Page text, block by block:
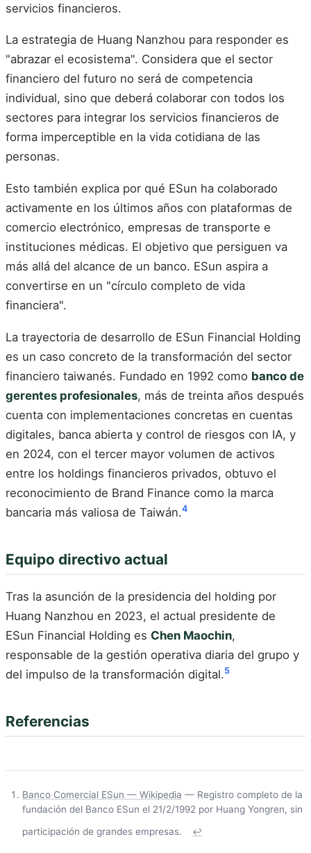
servicios financieros.
La estrategia de Huang Nanzhou para responder es
"abrazar el ecosistema". Considera que el sector
financiero del futuro no será de competencia
individual, sino que deberá colaborar con todos los
sectores para integrar los servicios financieros de
forma imperceptible en la vida cotidiana de las
personas.
Esto también explica por qué ESun ha colaborado
activamente en los últimos años con plataformas de
comercio electrónico, empresas de transporte e
instituciones médicas. El objetivo que persiguen va
más allá del alcance de un banco. ESun aspira a
convertirse en un "círculo completo de vida
financiera".
La trayectoria de desarrollo de ESun Financial Holding
es un caso concreto de la transformación del sector
financiero taiwanés. Fundado en 1992 como banco de
gerentes profesionales, más de treinta años después
cuenta con implementaciones concretas en cuentas
digitales, banca abierta y control de riesgos con IA, y
en 2024, con el tercer mayor volumen de activos
entre los holdings financieros privados, obtuvo el
reconocimiento de Brand Finance como la marca
bancaria más valiosa de Taiwán.4
Equipo directivo actual
Tras la asunción de la presidencia del holding por
Huang Nanzhou en 2023, el actual presidente de
ESun Financial Holding es Chen Maochin,
responsable de la gestión operativa diaria del grupo y
del impulso de la transformación digital.5
Referencias
Banco Comercial ESun — Wikipedia — Registro completo de la
fundación del Banco ESun el 21/2/1992 por Huang Yongren, sin
participación de grandes empresas.
↩